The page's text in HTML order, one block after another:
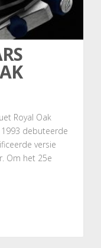
Royal Oak
debuteerde
versie
Om het 25e